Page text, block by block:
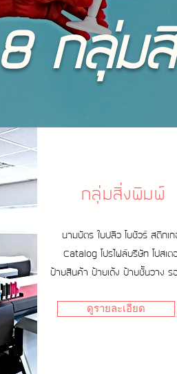
8 กลุ่มสิ
กลุ่มสิ่งพิมพ์
นามบัตร ใบปลิว โบชัวร์ สติกเก
Catalog โปรไฟล์บริษัท โปสเต
ป้ายสินค้า ป้ายเด้ง ป้ายชั้นวาง ร
ดูรายละเอียด